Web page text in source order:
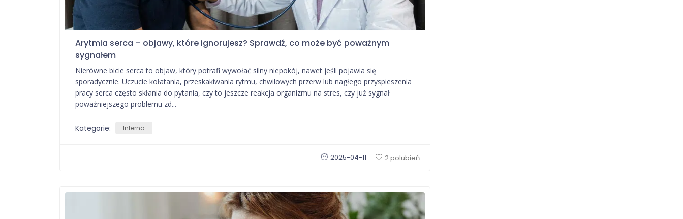
Arytmia serca – objawy, które ignorujesz? Sprawdź, co może być poważnym
sygnałem
Nierówne bicie serca to objaw, który potrafi wywołać silny niepokój, nawet jeśli pojawia się
sporadycznie. Uczucie kołatania, przeskakiwania rytmu, chwilowych przerw lub nagłego przyspieszenia
pracy serca często skłania do pytania, czy to jeszcze reakcja organizmu na stres, czy już sygnał
poważniejszego problemu zd...
Kategorie: Interna
2025-04-11 2 polubień